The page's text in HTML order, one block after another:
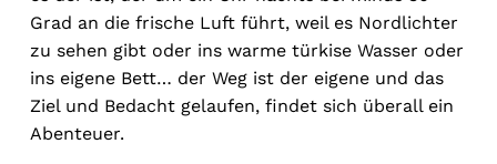
Grad an die frische Luft führt, weil es Nordlichter
zu sehen gibt oder ins warme türkise Wasser oder
ins eigene Bett… der Weg ist der eigene und das
Ziel und Bedacht gelaufen, findet sich überall ein
Abenteuer.